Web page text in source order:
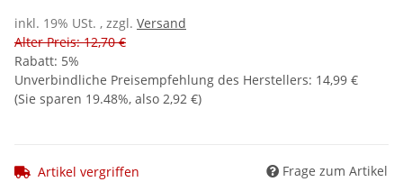
inkl. 19% USt. , zzgl. Versand
Alter Preis: 12,70 €
Rabatt: 5%
Unverbindliche Preisempfehlung des Herstellers: 14,99 €
(Sie sparen 19.48%, also 2,92 €)
Artikel vergriffen Frage zum Artikel